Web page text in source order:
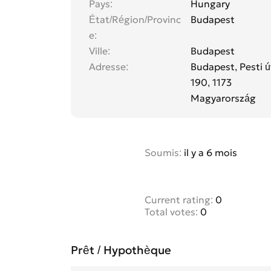
Pays
Hungary
État/Région/Provinc
e
Budapest
Ville
Budapest
Adresse
Budapest, Pesti
190, 1173
Magyarország
Soumis: il y a 6 mois
Current rating: 0
Total votes: 0
Prêt / Hypothèque